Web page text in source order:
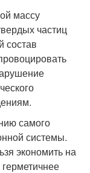
массу
частиц
состав
самого
системы.
экономить на